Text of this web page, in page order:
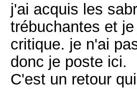
j'ai acquis les
trébuchantes et
critique. je n'ai
donc je poste ici.
C'est un retour